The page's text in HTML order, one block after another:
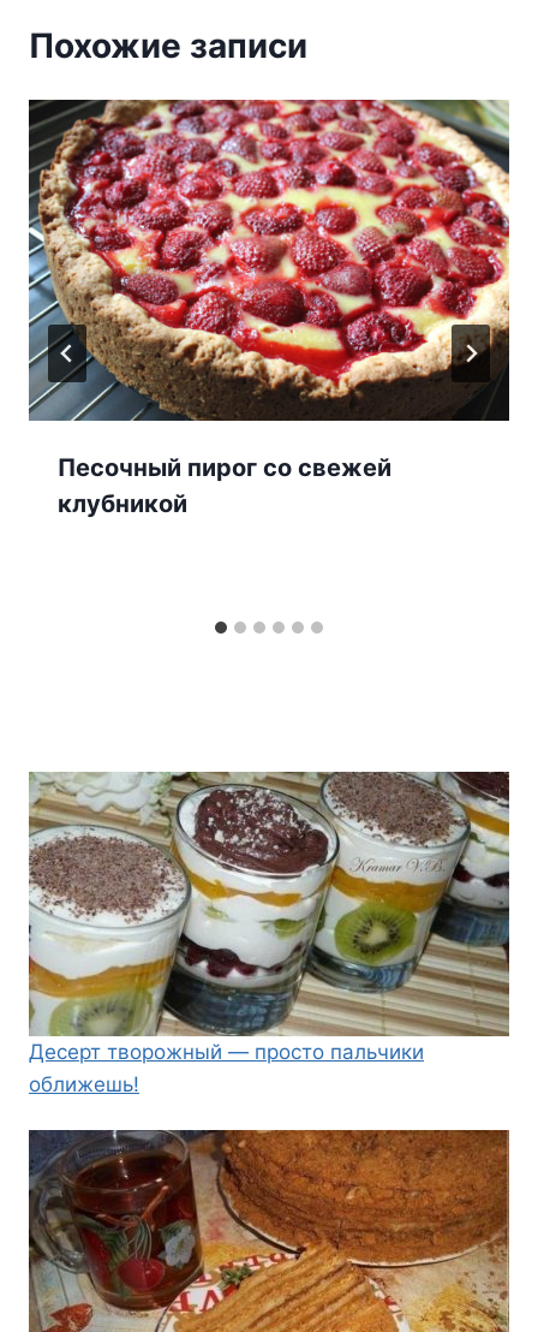
Похожие записи
Песочный пирог со свежей
клубникой
Десерт творожный — просто пальчики
оближешь!